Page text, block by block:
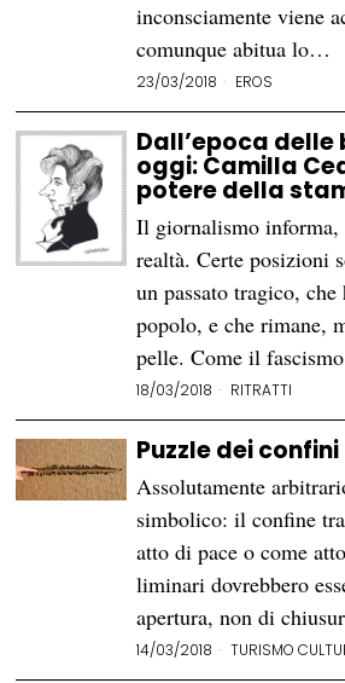
inconsciamente viene
comunque abitua lo…
23/03/2018 EROS
Dall’epoca delle
oggi: Camilla
potere della
Il giornalismo
realtà. Certe posizioni
un passato tragico,
popolo, e che rimane,
pelle. Come il
18/03/2018 RITRATTI
Puzzle dei
Assolutamente
simbolico: il confine
atto di pace o come
liminari dovrebbero
apertura, non di
14/03/2018 TURISMO